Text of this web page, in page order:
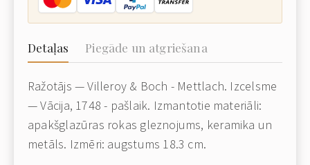
Detaļas Piegāde un atgriešana
Ražotājs — Villeroy & Boch - Mettlach. Izcelsme
— Vācija, 1748 - pašlaik. Izmantotie materiāli:
apakšglazūras rokas gleznojums, keramika un
metāls. Izmēri: augstums 18.3 cm.